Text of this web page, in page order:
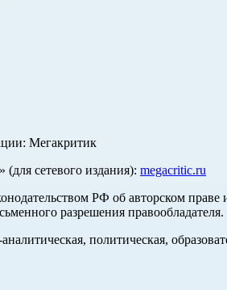
Мегакритик
сетевого издания): megacritic.ru
РФ об авторском
разрешения правообладателя.
политическая,